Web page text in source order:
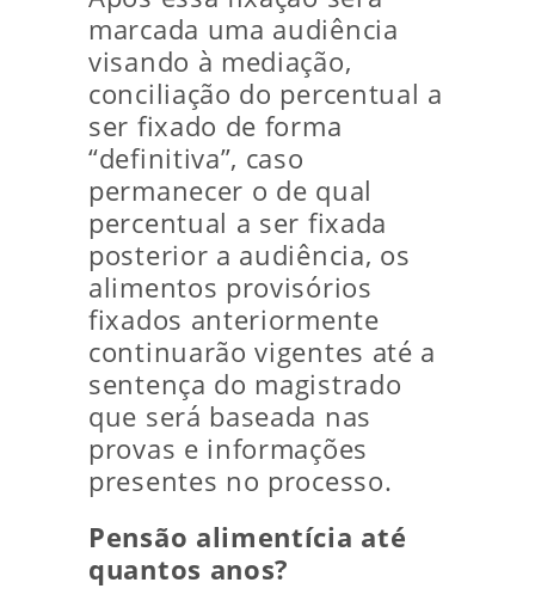
marcada uma audiência
visando à mediação,
conciliação do percentual a
ser fixado de forma
“definitiva”, caso
permanecer o de qual
percentual a ser fixada
posterior a audiência, os
alimentos provisórios
fixados anteriormente
continuarão vigentes até a
sentença do magistrado
que será baseada nas
provas e informações
presentes no processo.
Pensão alimentícia até
quantos anos?